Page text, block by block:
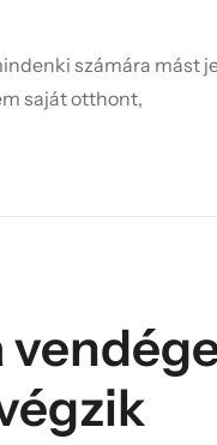
számára mást
saját otthont,